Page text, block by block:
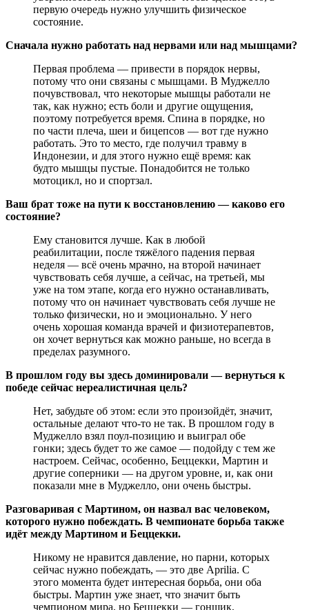
первую очередь нужно улучшить физическое
состояние.
Сначала нужно работать над нервами или над мышцами?
Первая проблема — привести в порядок нервы,
потому что они связаны с мышцами. В Муджелло
почувствовал, что некоторые мышцы работали не
так, как нужно; есть боли и другие ощущения,
поэтому потребуется время. Спина в порядке, но
по части плеча, шеи и бицепсов — вот где нужно
работать. Это то место, где получил травму в
Индонезии, и для этого нужно ещё время: как
будто мышцы пустые. Понадобится не только
мотоцикл, но и спортзал.
Ваш брат тоже на пути к восстановлению — каково его
состояние?
Ему становится лучше. Как в любой
реабилитации, после тяжёлого падения первая
неделя — всё очень мрачно, на второй начинает
чувствовать себя лучше, а сейчас, на третьей, мы
уже на том этапе, когда его нужно останавливать,
потому что он начинает чувствовать себя лучше не
только физически, но и эмоционально. У него
очень хорошая команда врачей и физиотерапевтов,
он хочет вернуться как можно раньше, но всегда в
пределах разумного.
В прошлом году вы здесь доминировали — вернуться к
победе сейчас нереалистичная цель?
Нет, забудьте об этом: если это произойдёт, значит,
остальные делают что-то не так. В прошлом году в
Муджелло взял поул-позицию и выиграл обе
гонки; здесь будет то же самое — подойду с тем же
настроем. Сейчас, особенно, Беццекки, Мартин и
другие соперники — на другом уровне, и, как они
показали мне в Муджелло, они очень быстры.
Разговаривая с Мартином, он назвал вас человеком,
которого нужно побеждать. В чемпионате борьба также
идёт между Мартином и Беццекки.
Никому не нравится давление, но парни, которых
сейчас нужно побеждать, — это две Aprilia. С
этого момента будет интересная борьба, они оба
быстры. Мартин уже знает, что значит быть
чемпионом мира, но Беццекки — гонщик,